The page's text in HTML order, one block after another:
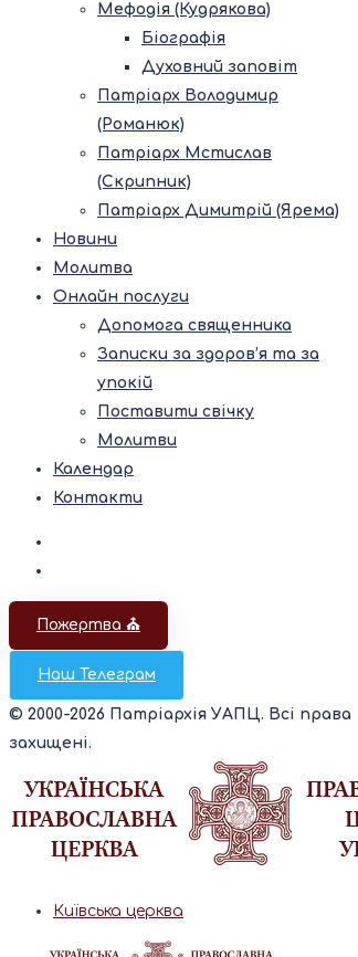
Мефодія (Кудрякова)
Біографія
Духовний заповіт
Патріарх Володимир
(Романюк)
Патріарх Мстислав
(Скрипник)
Патріарх Димитрій (Ярема)
Новини
Молитва
Онлайн послуги
Допомога священника
Записки за здоров’я та за
упокій
Поставити свічку
Молитви
Календар
Контакти
Пожертва ⛪️
Наш Телеграм
© 2000-2026 Патріархія УАПЦ. Всі права
захищені.
Київська церква